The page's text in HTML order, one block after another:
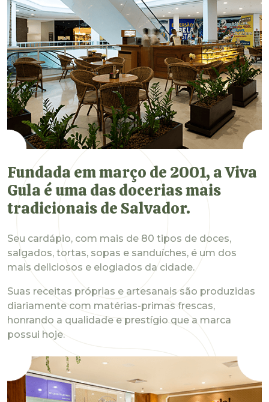
Fundada em março de 2001, a Viva
Gula é uma das docerias mais
tradicionais de Salvador.
Seu cardápio, com mais de 80 tipos de doces,
salgados, tortas, sopas e sanduíches, é um dos
mais deliciosos e elogiados da cidade.
Suas receitas próprias e artesanais são produzidas
diariamente com matérias-primas frescas,
honrando a qualidade e prestígio que a marca
possui hoje.